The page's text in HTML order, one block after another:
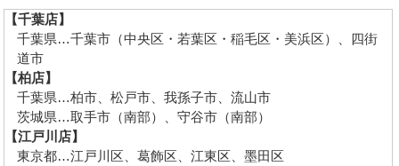
【千葉店】
千葉県…千葉市（中央区・若葉区・稲毛区・美浜区）、四街
道市
【柏店】
千葉県…柏市、松戸市、我孫子市、流山市
茨城県…取手市（南部）、守谷市（南部）
【江戸川店】
東京都…江戸川区、葛飾区、江東区、墨田区